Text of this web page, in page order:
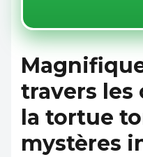
travers les
la tortue
mystères